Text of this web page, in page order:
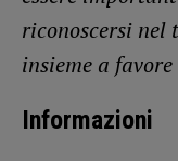
riconoscersi
insieme a
Informazioni